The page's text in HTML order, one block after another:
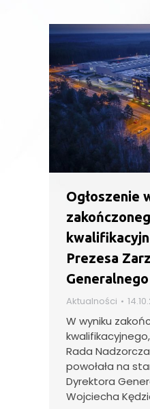
Ogłoszenie
Prezesa
Aktualności
W wyniku
Rada
powołała na
Dyrektora
Wojciecha